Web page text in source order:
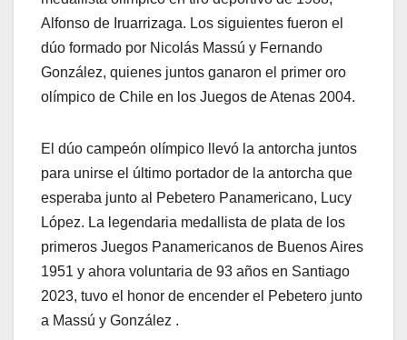
Alfonso de Iruarrizaga. Los siguientes fueron el
dúo formado por Nicolás Massú y Fernando
González, quienes juntos ganaron el primer oro
olímpico de Chile en los Juegos de Atenas 2004.
El dúo campeón olímpico llevó la antorcha juntos
para unirse el último portador de la antorcha que
esperaba junto al Pebetero Panamericano, Lucy
López. La legendaria medallista de plata de los
primeros Juegos Panamericanos de Buenos Aires
1951 y ahora voluntaria de 93 años en Santiago
2023, tuvo el honor de encender el Pebetero junto
a Massú y González .